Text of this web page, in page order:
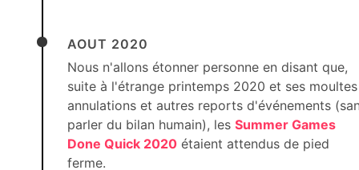
AOUT 2020
Nous n'allons étonner personne en disant que,
suite à l'étrange printemps 2020 et ses moultes
annulations et autres reports d'événements
parler du bilan humain), les Summer Games
Done Quick 2020 étaient attendus de pied
ferme.